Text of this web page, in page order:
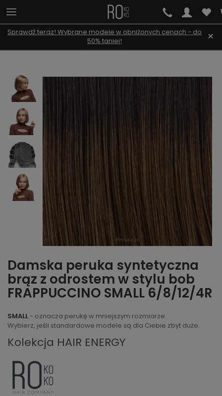
Sprawdź teraz! Wybrane modele w obniżonych cenach - do
50% taniej!
×
Damska peruka syntetyczna
brąz z odrostem w stylu bob
FRAPPUCCINO SMALL 6/8/12/4R
SMALL - oznacza perukę w mniejszym rozmiarze.
Wybierz, jeśli standardowe modele są dla Ciebie zbyt duże.
Kolekcja HAIR ENERGY